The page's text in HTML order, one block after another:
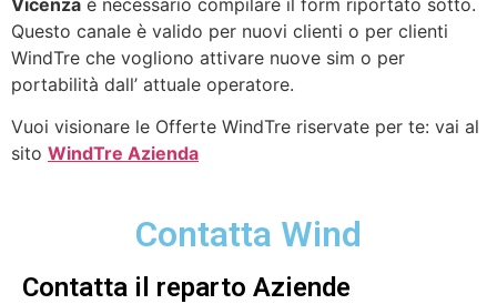
Questo canale è valido per nuovi clienti o per clienti
WindTre che vogliono attivare nuove sim o per
portabilità dall’ attuale operatore.
Vuoi visionare le Offerte WindTre riservate per te: vai al
sito WindTre Azienda
Contatta Wind
Contatta il reparto Aziende